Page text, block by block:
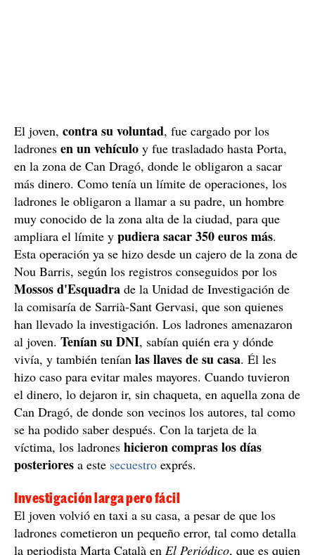
El joven, contra su voluntad, fue cargado por los
ladrones en un vehículo y fue trasladado hasta Porta,
en la zona de Can Dragó, donde le obligaron a sacar
más dinero. Como tenía un límite de operaciones, los
ladrones le obligaron a llamar a su padre, un hombre
muy conocido de la zona alta de la ciudad, para que
ampliara el límite y pudiera sacar 350 euros más.
Esta operación ya se hizo desde un cajero de la zona de
Nou Barris, según los registros conseguidos por los
Mossos d'Esquadra de la Unidad de Investigación de
la comisaría de Sarrià-Sant Gervasi, que son quienes
han llevado la investigación. Los ladrones amenazaron
al joven. Tenían su DNI, sabían quién era y dónde
vivía, y también tenían las llaves de su casa. Él les
hizo caso para evitar males mayores. Cuando tuvieron
el dinero, lo dejaron ir, sin chaqueta, en aquella zona de
Can Dragó, de donde son vecinos los autores, tal como
se ha podido saber después. Con la tarjeta de la
víctima, los ladrones hicieron compras los días
posteriores a este secuestro exprés.
Investigación larga pero fácil
El joven volvió en taxi a su casa, a pesar de que los
ladrones cometieron un pequeño error, tal como detalla
la periodista Marta Català en El Periódico, que es quien